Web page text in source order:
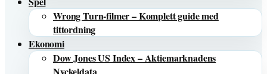
Wrong Turn-filmer – Komplett guide med
tittordning
Ekonomi
Dow Jones US Index – Aktiemarknadens